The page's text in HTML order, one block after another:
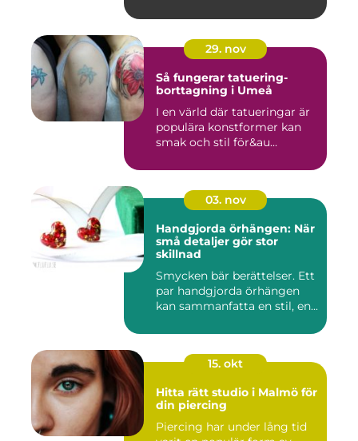
29. nov
Så fungerar tatuering-
borttagning i Umeå
I en värld där tatueringar är
populära konstformer kan
smak och stil för&au...
03. nov
Handgjorda örhängen: När
små detaljer gör stor
skillnad
Smycken bär berättelser. Ett
par handgjorda örhängen
kan sammanfatta en stil, en...
15. okt
Hitta rätt studio i Malmö för
din piercing
Piercing har under lång tid